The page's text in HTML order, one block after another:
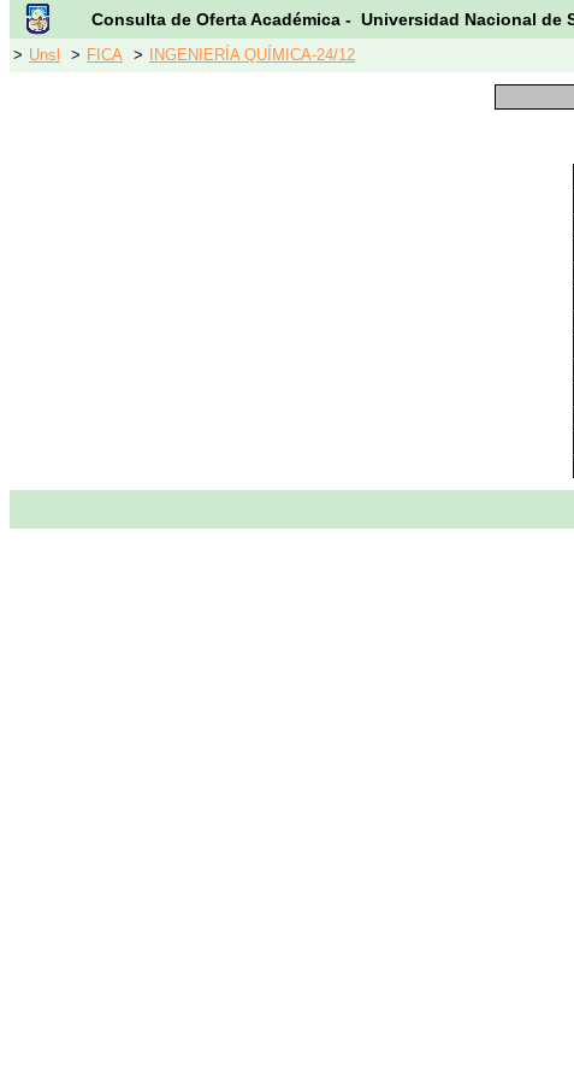
Consulta de Oferta Académica - Universidad Nacional de
> Unsl > FICA > INGENIERÍA QUÍMICA-24/12